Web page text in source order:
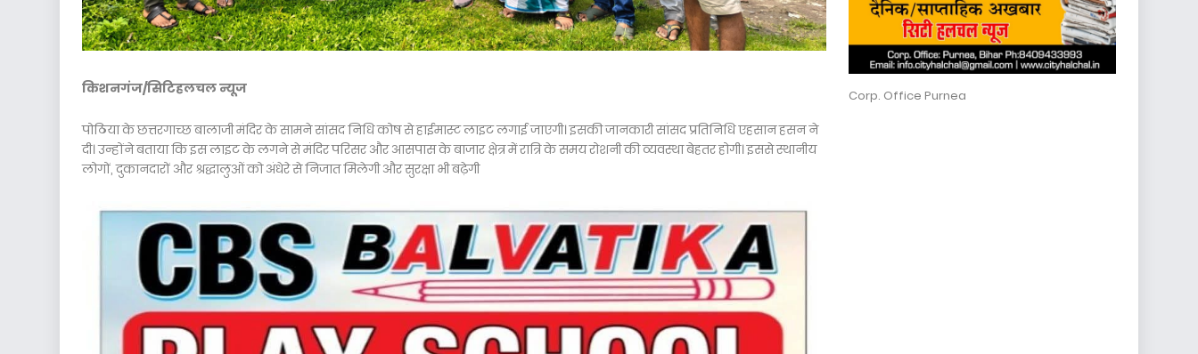
किशनगंज/सिटिहलचल न्यूज
पोठिया के छत्तरगाच्छ बालाजी मंदिर के सामने सांसद निधि कोष से हाईमास्ट लाइट लगाई जाएगी। इसकी जानकारी सांसद प्रतिनिधि एहसान हसन ने
दी। उन्होंने बताया कि इस लाइट के लगने से मंदिर परिसर और आसपास के बाजार क्षेत्र में रात्रि के समय रोशनी की व्यवस्था बेहतर होगी। इससे स्थानीय
लोगों, दुकानदारों और श्रद्धालुओं को अंधेरे से निजात मिलेगी और सुरक्षा भी बढ़ेगी
Corp. Office Purnea